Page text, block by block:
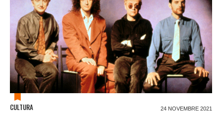
CULTURA 24 NOVEMBRE 2021